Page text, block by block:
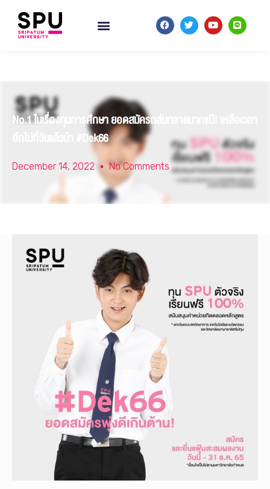
No.1 ในเรื่องทุนการศึกษา ยอดสมัครถล่มทลายมากแม๊! เหลือเวลา
อีกไม่กี่วันแล้วน้า #Dek66
December 14, 2022 No Comments